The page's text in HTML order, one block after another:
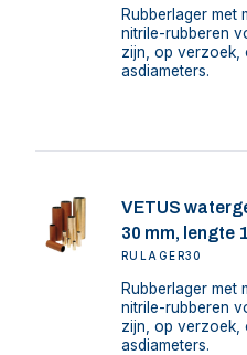
Rubberlager met
nitrile-rubberen
zijn, op verzoek,
asdiameters.
VETUS
30 mm, lengte
RULAGER30
Rubberlager met
nitrile-rubberen
zijn, op verzoek,
asdiameters.